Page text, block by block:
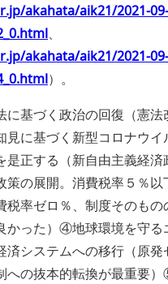
akahata/aik21/2021-09-
、
akahata/aik21/2021-09-
）。
基づく政治の回復（憲法
に基づく新型コロナウイ
正する（新自由主義経済
策の展開。消費税率５％以
税率ゼロ％、制度そのもの
かった）④地球環境を守る
済システムへの移行（原発
への抜本的転換が最重要